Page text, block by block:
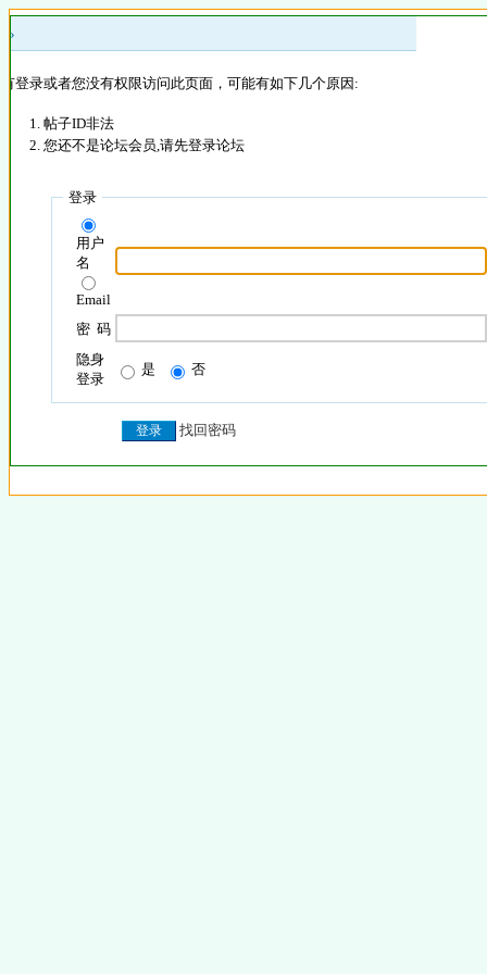
»
登录或者您没有权限访问此页面，可能有如下几个原因:
帖子ID非法
您还不是论坛会员,请先登录论坛
登录
用户
名
Email
密 码
隐身
登录
是 否
找回密码